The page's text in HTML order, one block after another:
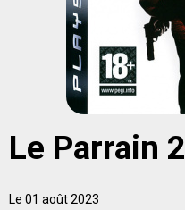
Le Parrain 2
Le 01 août 2023